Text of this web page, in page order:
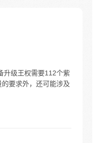
升级王权需要112个紫
要求外，还可能涉及